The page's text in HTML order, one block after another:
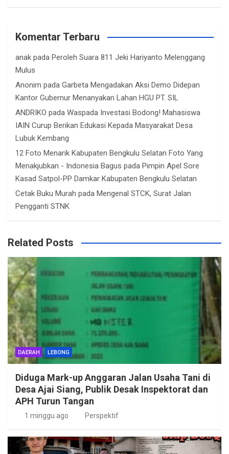
Komentar Terbaru
anak pada Peroleh Suara 811 Jeki Hariyanto Melenggang
Mulus
Anonim pada Garbeta Mengadakan Aksi Demo Didepan
Kantor Gubernur Menanyakan Lahan HGU PT. SIL
ANDRIKO pada Waspada Investasi Bodong! Mahasiswa
IAIN Curup Berikan Edukasi Kepada Masyarakat Desa
Lubuk Kembang
12 Foto Menarik Kabupaten Bengkulu Selatan Foto Yang
Menakjubkan - Indonesia Bagus pada Pimpin Apel Sore
Kasad Satpol-PP Damkar Kabupaten Bengkulu Selatan
Cetak Buku Murah pada Mengenal STCK, Surat Jalan
Pengganti STNK
Related Posts
DAERAH LEBONG
Diduga Mark-up Anggaran Jalan Usaha Tani di
Desa Ajai Siang, Publik Desak Inspektorat dan
APH Turun Tangan
1 minggu ago Perspektif